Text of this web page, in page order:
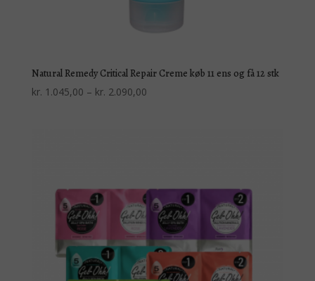
Natural Remedy Critical Repair Creme køb 11 ens og få 12 stk
kr. 1.045,00 – kr. 2.090,00Prisinterval: